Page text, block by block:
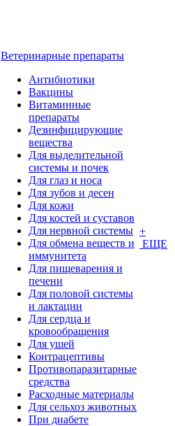
Ветеринарные препараты
Антибиотики
Вакцины
Витаминные
препараты
Дезинфицирующие
вещества
Для выделительной
системы и почек
Для глаз и носа
Для зубов и десен
Для кожи
Для костей и суставов
Для нервной системы
Для обмена веществ и
иммунитета
Для пищеварения и
печени
Для половой системы
и лактации
Для сердца и
кровообращения
Для ушей
Контрацептивы
Противопаразитарные
средства
Расходные материалы
Для сельхоз животных
При диабете
+
ЕЩЕ